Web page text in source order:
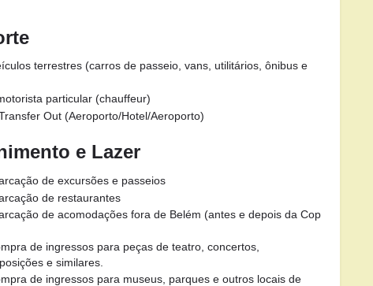
terrestres (carros de passeio, vans, utilitários, ônibus e
particular (chauffeur)
Out (Aeroporto/Hotel/Aeroporto)
e Lazer
de excursões e passeios
de restaurantes
de acomodações fora de Belém (antes e depois da Cop
de ingressos para peças de teatro, concertos,
e similares.
de ingressos para museus, parques e outros locais de